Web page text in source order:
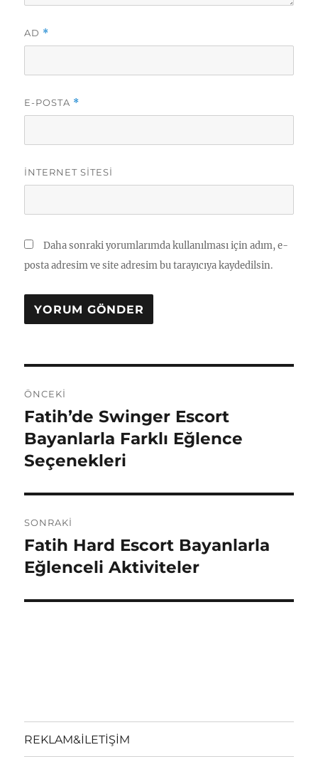
AD *
E-POSTA *
İNTERNET SITESI
Daha sonraki yorumlarımda kullanılması için adım, e-
posta adresim ve site adresim bu tarayıcıya kaydedilsin.
gezinmesi
ÖNCEKI
Önceki
yazı:
Fatih’de Swinger Escort
Bayanlarla Farklı Eğlence
Seçenekleri
SONRAKI
Sonraki
yazı:
Fatih Hard Escort Bayanlarla
Eğlenceli Aktiviteler
REKLAM&İLETİŞİM